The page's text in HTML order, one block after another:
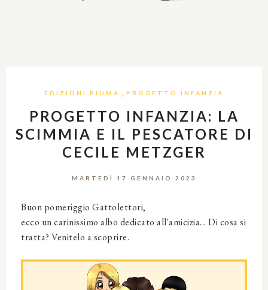
EDIZIONI PIUMA , PROGETTO INFANZIA
PROGETTO INFANZIA: LA
SCIMMIA E IL PESCATORE DI
CECILE METZGER
MARTEDÌ 17 GENNAIO 2023
Buon pomeriggio Gattolettori,
ecco un carinissimo albo dedicato all'amicizia... Di cosa si
tratta? Venitelo a scoprire.